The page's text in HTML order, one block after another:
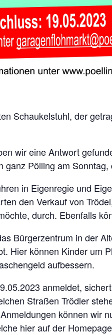
Schaukelstuhl, der
wir eine Antwort
ganz Pölling am
in Eigenregie und
den Verkauf von
durch. Ebenfalls
Bürgerzentrum in der
Hier können Kinder um
aufbessern.
anmeldet,
Straßen Trödler
können wir
hier auf der